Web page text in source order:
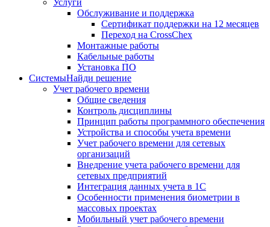
Услуги
Обслуживание и поддержка
Сертификат поддержки на 12 месяцев
Переход на CrossChex
Монтажные работы
Кабельные работы
Установка ПО
СистемыНайди решение
Учет рабочего времени
Общие сведения
Контроль дисциплины
Принцип работы программного обеспечения
Устройства и способы учета времени
Учет рабочего времени для сетевых
организаций
Внедрение учета рабочего времени для
сетевых предприятий
Интеграция данных учета в 1С
Особенности применения биометрии в
массовых проектах
Мобильный учет рабочего времени